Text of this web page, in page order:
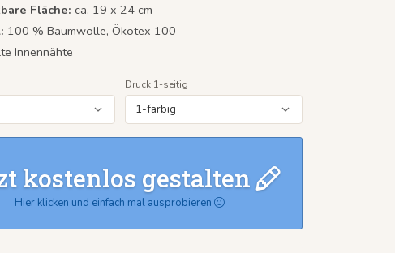
Fläche: ca. 19 x 24 cm
100 % Baumwolle, Ökotex 100
Innennähte
Druck 1-seitig
kostenlos gestalten
Hier klicken und einfach mal ausprobieren